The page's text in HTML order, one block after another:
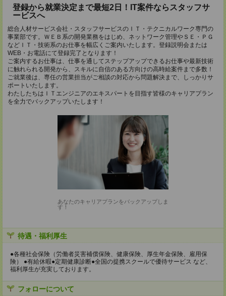
登録から就業決定まで最短2日！IT案件ならスタッフサ
ービスへ
総合人材サービス会社・スタッフサービスのＩＴ・テクニカルワーク専門の
事業部です。ＷＥＢ系の開発業務をはじめ、ネットワーク管理やＳＥ・ＰＧ
などＩＴ・技術系のお仕事を幅広くご案内いたします。登録説明会または
WEB・お電話にて登録完了となります！
ご案内するお仕事は、仕事を通してステップアップできるお仕事や最新技術
に触れられる開発から、スキルに自信のある方向けの高時給案件まで多数！
ご就業後は、専任の営業担当がご相談の対応から問題解決まで、しっかりサ
ポートいたします。
わたしたちはＩＴエンジニアのエキスパートを目指す皆様のキャリアプラン
を全力でバックアップいたします！
あなたのキャリアプランをバックアップしま
す！
待遇・福利厚生
●各種社会保険（労働者災害補償保険、健康保険、厚生年金保険、雇用保
険） ●有給休暇●定期健康診断●全国の提携スクールで優待サービス など、
福利厚生が充実しております。
フォローについて